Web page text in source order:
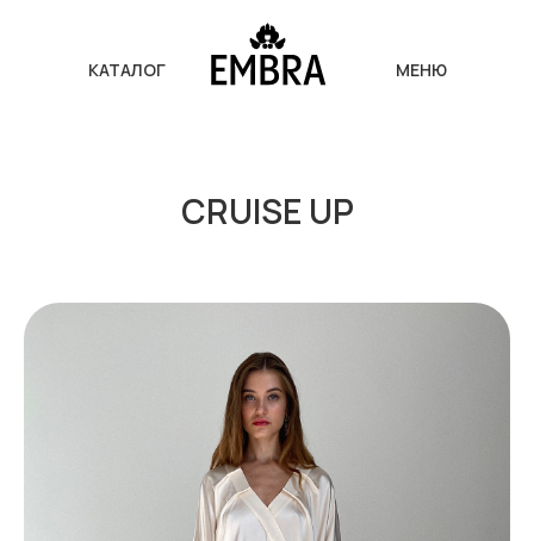
КАТАЛОГ МЕНЮ
CRUISE UP